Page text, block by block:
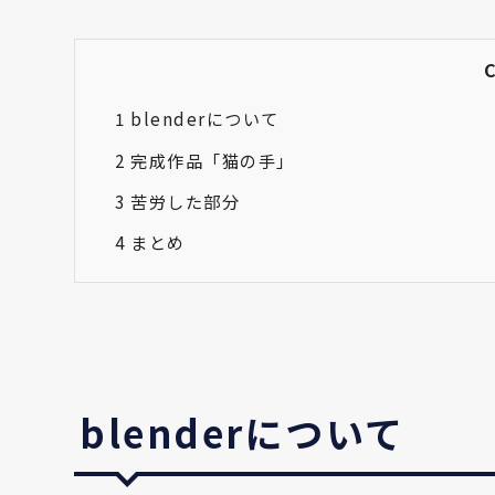
1 blenderについて
2 完成作品「猫の手」
3 苦労した部分
4 まとめ
blenderについて